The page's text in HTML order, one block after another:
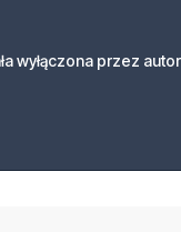
wyłączona przez